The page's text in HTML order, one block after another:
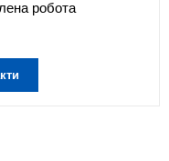
робота